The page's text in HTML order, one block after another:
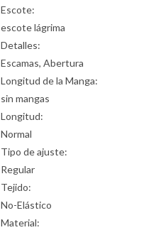
Escote:
escote lágrima
Detalles:
Escamas, Abertura
Longitud de la Manga:
sin mangas
Longitud:
Normal
Tipo de ajuste:
Regular
Tejido:
No-Elástico
Material: